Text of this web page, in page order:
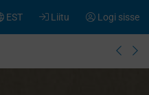
Logi sisse
Liitu
EST